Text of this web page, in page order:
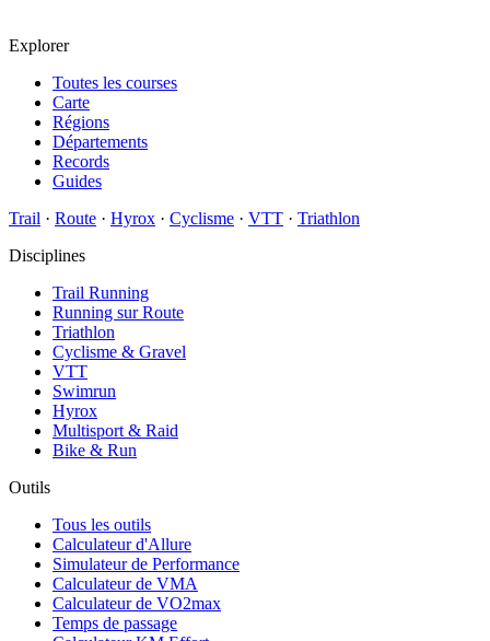
Explorer
Toutes les courses
Carte
Régions
Départements
Records
Guides
Trail · Route · Hyrox · Cyclisme · VTT · Triathlon
Disciplines
Trail Running
Running sur Route
Triathlon
Cyclisme & Gravel
VTT
Swimrun
Hyrox
Multisport & Raid
Bike & Run
Outils
Tous les outils
Calculateur d'Allure
Simulateur de Performance
Calculateur de VMA
Calculateur de VO2max
Temps de passage